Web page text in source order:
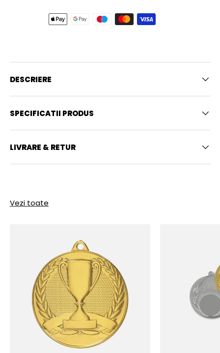
DESCRIERE
SPECIFICATII PRODUS
LIVRARE & RETUR
Vezi toate